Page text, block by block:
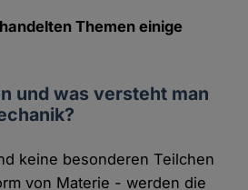
Themen einige
und was versteht man
keine besonderen Teilchen
von Materie - werden die